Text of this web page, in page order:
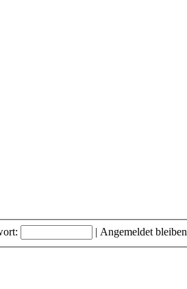
| Angemeldet bleiben